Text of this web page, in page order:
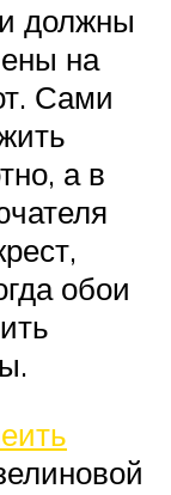
должны
на
Сами
а в
обои